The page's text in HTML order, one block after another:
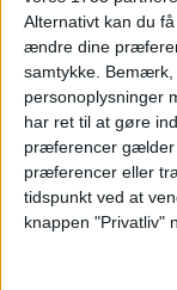
Alternativt kan du
ændre dine
samtykke. Bemærk,
personoplysninger
har ret til at gøre
præferencer gælder
præferencer eller
tidspunkt ved at
knappen "Privatliv"
v/2 personer